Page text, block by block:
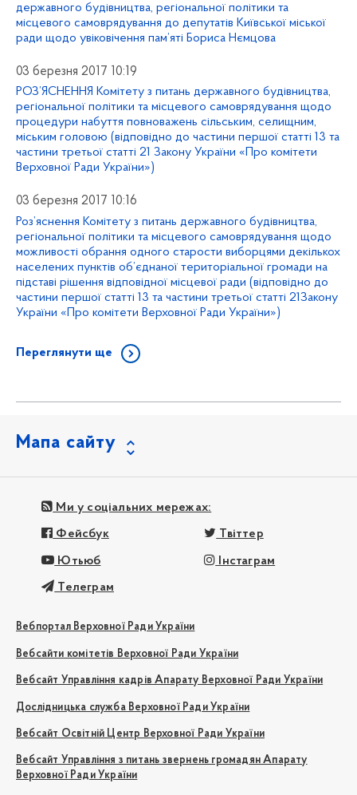
державного будівництва, регіональної політики та
місцевого самоврядування до депутатів Київської міської
ради щодо увіковічення пам’яті Бориса Нємцова
03 березня 2017 10:19
РОЗ’ЯСНЕННЯ Комітету з питань державного будівництва,
регіональної політики та місцевого самоврядування щодо
процедури набуття повноважень сільським, селищним,
міським головою (відповідно до частини першої статті 13 та
частини третьої статті 21 Закону України «Про комітети
Верховної Ради України»)
03 березня 2017 10:16
Роз’яснення Комітету з питань державного будівництва,
регіональної політики та місцевого самоврядування щодо
можливості обрання одного старости виборцями декількох
населених пунктів об’єднаної територіальної громади на
підставі рішення відповідної місцевої ради (відповідно до
частини першої статті 13 та частини третьої статті 21Закону
України «Про комітети Верховної Ради України»)
Переглянути ще
Мапа сайту
Ми у соціальних мережах:
Фейсбук Твіттер
Ютьюб Інстаграм
Телеграм
Вебпортал Верховної Ради України
Вебсайти комітетів Верховної Ради України
Вебсайт Управління кадрів Апарату Верховної Ради України
Дослідницька служба Верховної Ради України
Вебсайт Освітній Центр Верховної Ради України
Вебсайт Управління з питань звернень громадян Апарату
Верховної Ради України